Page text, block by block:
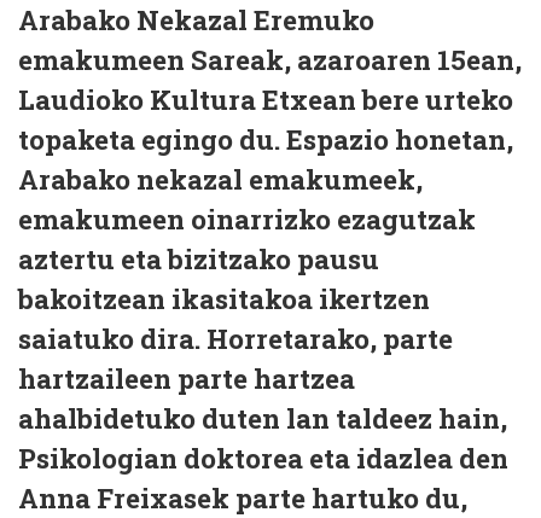
Arabako Nekazal Eremuko
emakumeen Sareak, azaroaren 15ean,
Laudioko Kultura Etxean bere urteko
topaketa egingo du. Espazio honetan,
Arabako nekazal emakumeek,
emakumeen oinarrizko ezagutzak
aztertu eta bizitzako pausu
bakoitzean ikasitakoa ikertzen
saiatuko dira. Horretarako, parte
hartzaileen parte hartzea
ahalbidetuko duten lan taldeez hain,
Psikologian doktorea eta idazlea den
Anna Freixasek parte hartuko du,